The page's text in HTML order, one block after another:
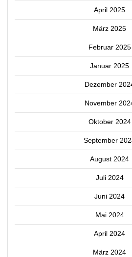
April 2025
März 2025
Februar 2025
Januar 2025
Dezember
November
Oktober 2024
September
August 2024
Juli 2024
Juni 2024
Mai 2024
April 2024
März 2024